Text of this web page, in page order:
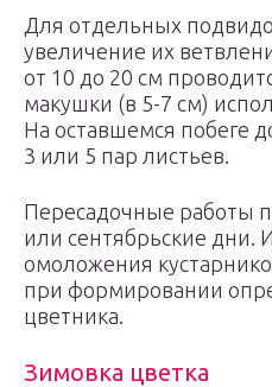
Для отдельных
увеличение их
от 10 до 20 см
макушки (в 5-7 см)
На оставшемся побеге
3 или 5 пар листьев.
Пересадочные работы
или сентябрьские дни.
омоложения
при формировании
цветника.
Зимовка цветка